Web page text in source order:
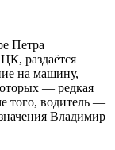
Петра
раздаётся
на машину,
— редкая
того, водитель —
Владимир